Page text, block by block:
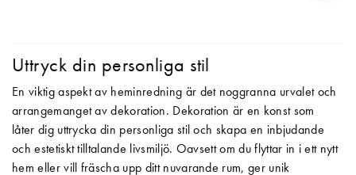
Uttryck din personliga stil
En viktig aspekt av heminredning är det noggranna urvalet och
arrangemanget av dekoration. Dekoration är en konst som
låter dig uttrycka din personliga stil och skapa en inbjudande
och estetiskt tilltalande livsmiljö. Oavsett om du flyttar in i ett nytt
hem eller vill fräscha upp ditt nuvarande rum, ger unik